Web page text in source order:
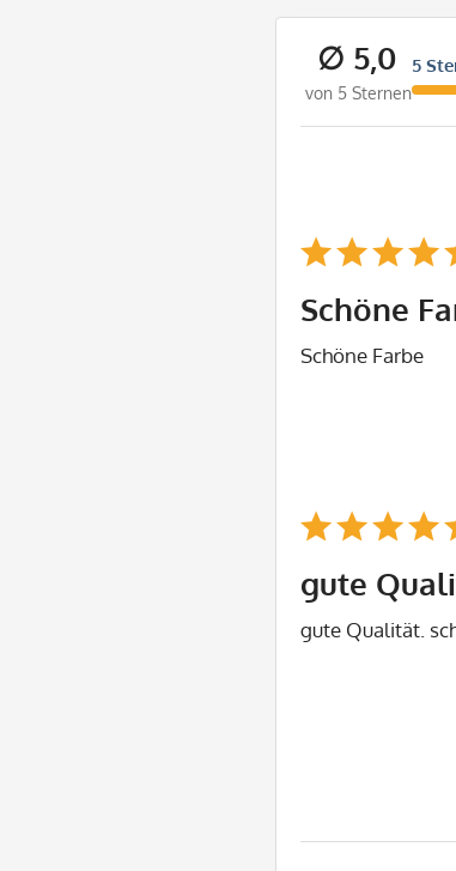
∅ 5,0
von 5 Sternen
5
Schöne
Schöne Farbe
gute
gute Qualität.